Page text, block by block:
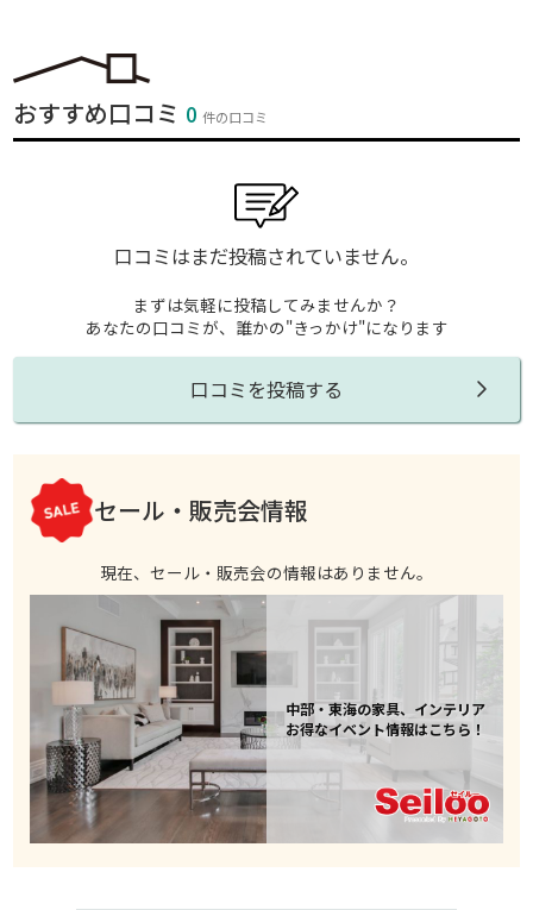
おすすめ口コミ 0件の口コミ
口コミはまだ投稿されていません。
まずは気軽に投稿してみませんか？
あなたの口コミが、誰かの"きっかけ"になります
口コミを投稿する
セール・販売会情報
現在、セール・販売会の情報はありません。
中部・東海の家具、インテリア
お得なイベント情報はこちら！